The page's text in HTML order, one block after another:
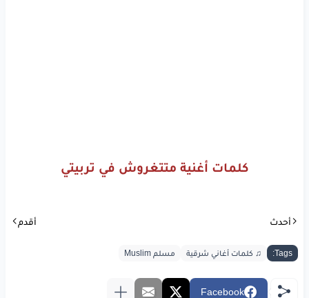
كلمات أغنية متتغروش في تربيتي
أحدث أقدم
Tags: ♫ كلمات أغاني شرقية مسلم Muslim
Facebook